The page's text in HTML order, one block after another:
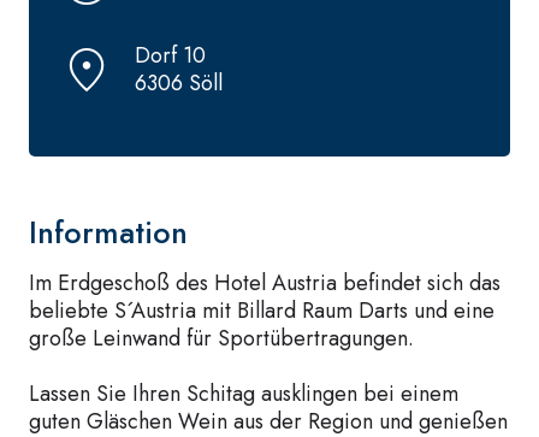
Dorf 10
6306 Söll
Information
Im Erdgeschoß des Hotel Austria befindet sich das
beliebte S´Austria mit Billard Raum Darts und eine
große Leinwand für Sportübertragungen.
Lassen Sie Ihren Schitag ausklingen bei einem
guten Gläschen Wein aus der Region und genießen